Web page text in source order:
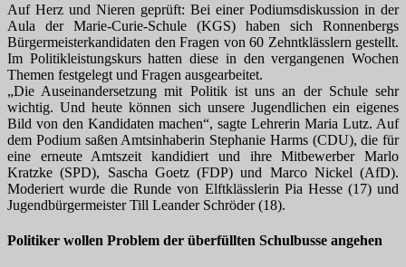
Auf Herz und Nieren geprüft: Bei einer Podiumsdiskussion in der
Aula der Marie-Curie-Schule (KGS) haben sich Ronnenbergs
Bürgermeisterkandidaten den Fragen von 60 Zehntklässlern gestellt.
Im Politikleistungskurs hatten diese in den vergangenen Wochen
Themen festgelegt und Fragen ausgearbeitet.
„Die Auseinandersetzung mit Politik ist uns an der Schule sehr
wichtig. Und heute können sich unsere Jugendlichen ein eigenes
Bild von den Kandidaten machen“, sagte Lehrerin Maria Lutz. Auf
dem Podium saßen Amtsinhaberin Stephanie Harms (CDU), die für
eine erneute Amtszeit kandidiert und ihre Mitbewerber Marlo
Kratzke (SPD), Sascha Goetz (FDP) und Marco Nickel (AfD).
Moderiert wurde die Runde von Elftklässlerin Pia Hesse (17) und
Jugendbürgermeister Till Leander Schröder (18).
Politiker wollen Problem der überfüllten Schulbusse angehen